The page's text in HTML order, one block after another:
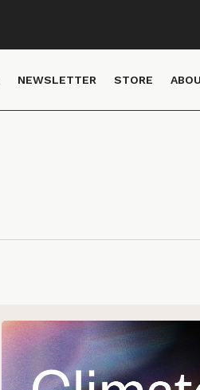
NEWSLETTER STORE